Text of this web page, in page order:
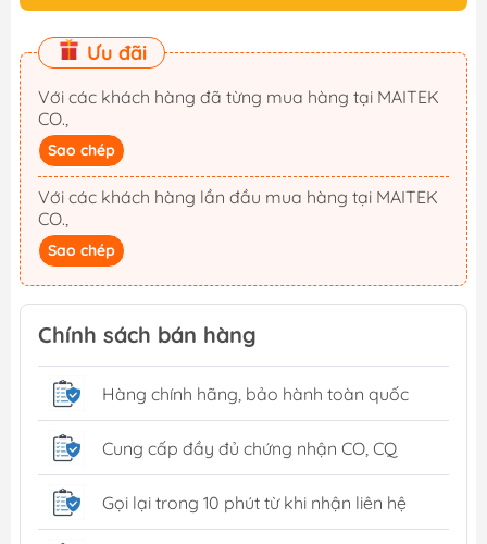
Ưu đãi
Với các khách hàng đã từng mua hàng tại MAITEK
CO.,
Sao chép
Với các khách hàng lần đầu mua hàng tại MAITEK
CO.,
Sao chép
Chính sách bán hàng
Hàng chính hãng, bảo hành toàn quốc
Cung cấp đầy đủ chứng nhận CO, CQ
Gọi lại trong 10 phút từ khi nhận liên hệ